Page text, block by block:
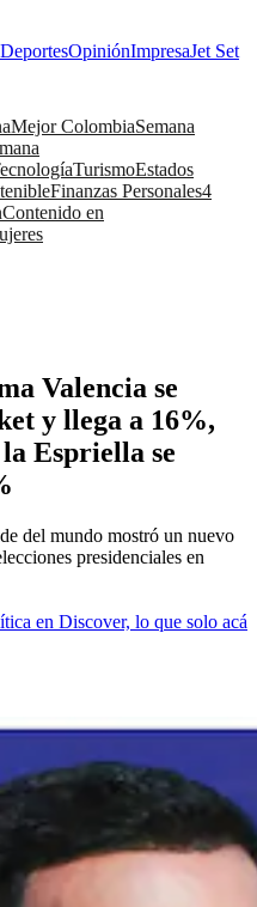
DeportesOpiniónImpresaJet Set
Mejor ColombiaSemana
TurismoEstados
Finanzas Personales4
Contenido en
Valencia se
y llega a 16%,
Espriella se
del mundo mostró un nuevo
presidenciales en
en Discover, lo que solo acá